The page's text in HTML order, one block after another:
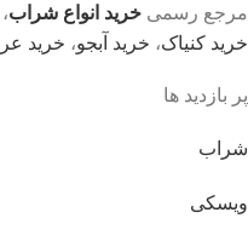
مرجع رسمی خرید انواع شراب،
خرید کنیاک، خرید آبجو، خرید
پر بازدید ها
شراب
ویسکی